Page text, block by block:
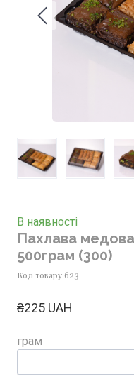
В наявності
Пахлава
500грам (300)
Код товару 623
₴225 UAH
грам